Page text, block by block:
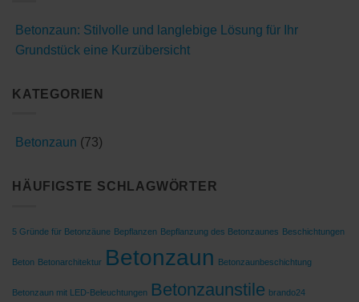
Betonzaun: Stilvolle und langlebige Lösung für Ihr
Grundstück eine Kurzübersicht
KATEGORIEN
Betonzaun (73)
HÄUFIGSTE SCHLAGWÖRTER
5 Gründe für Betonzäune Bepflanzen Bepflanzung des Betonzaunes Beschichtungen
Beton Betonarchitektur Betonzaun Betonzaunbeschichtung
Betonzaun mit LED-Beleuchtungen Betonzaunstile brando24